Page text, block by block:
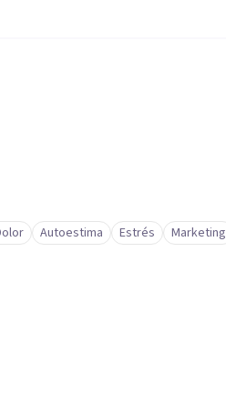
Autoestima Estrés
Marketing